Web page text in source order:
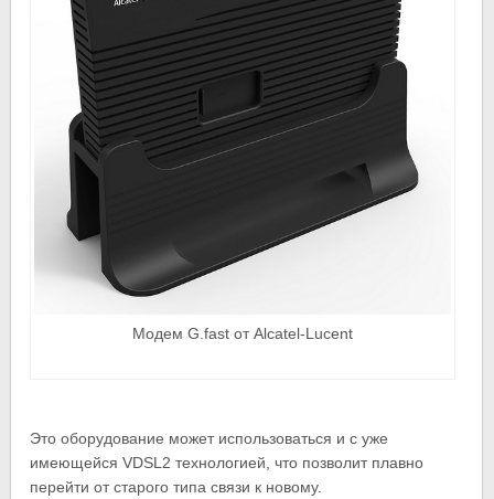
Модем G.fast от Alcatel-Lucent
Это оборудование может использоваться и с уже
имеющейся VDSL2 технологией, что позволит плавно
перейти от старого типа связи к новому.